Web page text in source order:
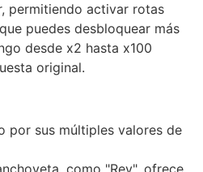
permitiendo activar rotas
puedes desbloquear más
desde x2 hasta x100
original.
por sus múltiples valores de